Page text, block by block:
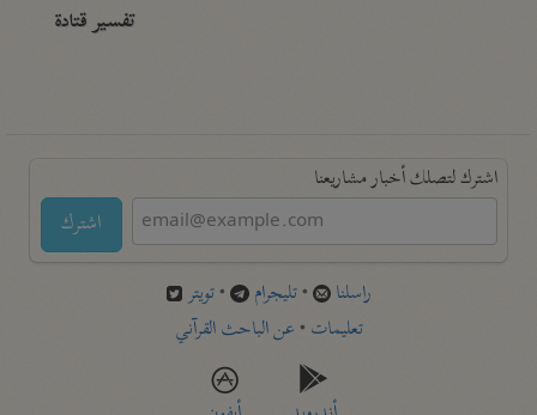
تفسير قتادة
اشترك لتصلك أخبار مشاريعنا
اشترك
راسلنا •تليجرام •تويتر
تعليمات •عن الباحث القرآني